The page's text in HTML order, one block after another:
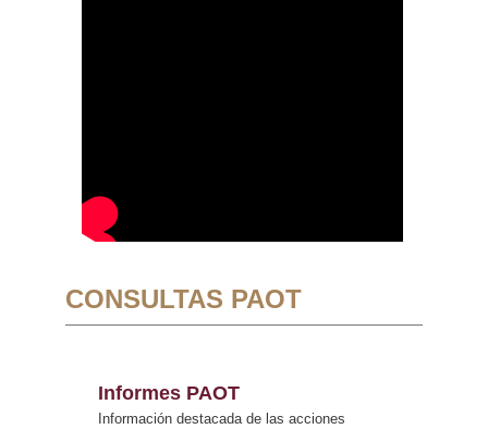
CONSULTAS PAOT
Informes PAOT
Información destacada de las acciones